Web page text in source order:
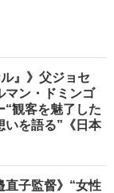
』》父ジョセ
マン・ドミンゴ
“観客を魅了した
いを語る”《日本
直子監督》“女性